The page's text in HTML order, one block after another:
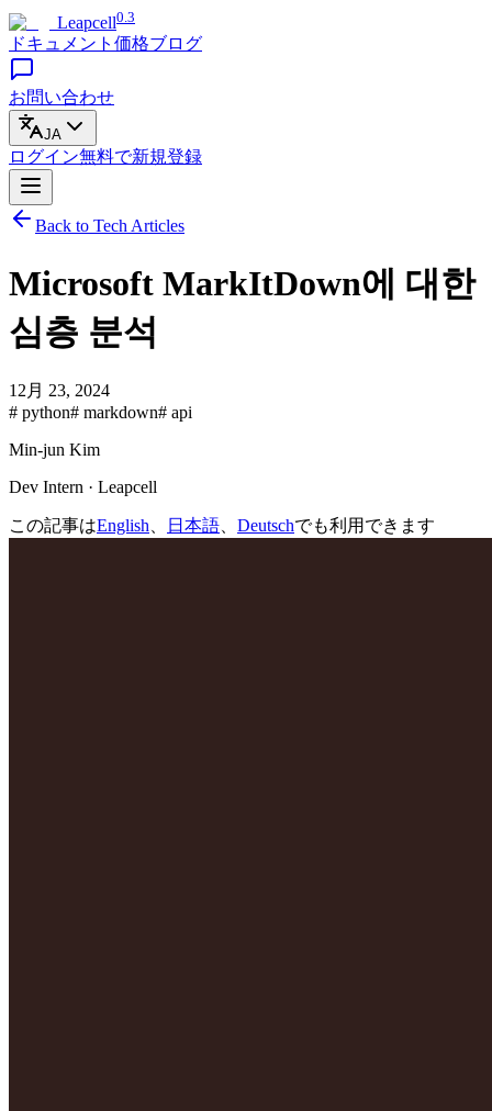
Leapcell0.3
ドキュメント 価格ブログ
お問い合わせ
JA
ログイン無料で新規登録
Back to Tech Articles
Microsoft MarkItDown에 대한
심층 분석
12月 23, 2024
# python# markdown# api
Min-jun Kim
Dev Intern · Leapcell
この記事はEnglish 日本語 Deutschでも利用できます